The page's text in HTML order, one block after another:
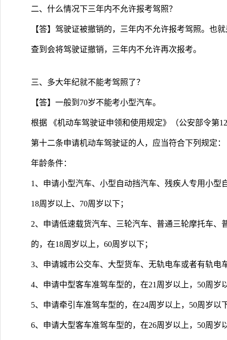
二、什么情况下三年内不允许报考驾照？
【答】驾驶证被撤销的，三年内不允许报考驾照。也
查到会将驾驶证撤销，三年内不允许再次报考。
三、多大年纪就不能考驾照了？
【答】一般到70岁不能考小型汽车。
根据 《机动车驾驶证申领和使用规定》（公安部令第
第十二条申请机动车驾驶证的人，应当符合下列规定：
年龄条件：
1、申请小型汽车、小型自动挡汽车、残疾人专用小
18周岁以上、70周岁以下；
2、申请低速载货汽车、三轮汽车、普通三轮摩托车
的，在18周岁以上，60周岁以下；
3、申请城市公交车、大型货车、无轨电车或者有轨电
4、申请中型客车准驾车型的，在21周岁以上，50周岁
5、申请牵引车准驾车型的，在24周岁以上，50周岁以
6、申请大型客车准驾车型的，在26周岁以上，50周岁